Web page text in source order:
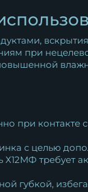
при
при
с целью
требует
губкой,